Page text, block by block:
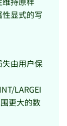
性显式的写
由用户保
LARGEI
更大的数